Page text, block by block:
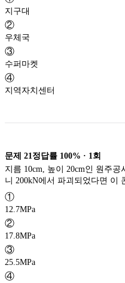
지구대
②
우체국
③
수퍼마켓
④
지역자치센터
문제 21 정답률 100% · 1 회
지름 10cm, 높이 20cm인 원주
니 200kN에서 파괴되었다면 이
①
12.7MPa
②
17.8MPa
③
25.5MPa
④